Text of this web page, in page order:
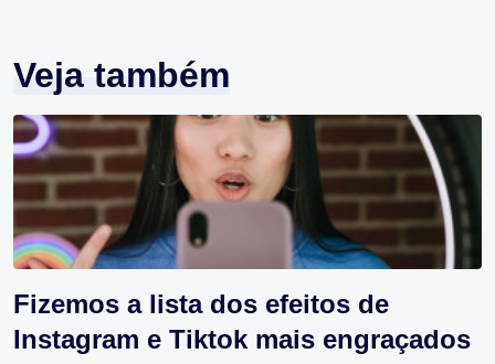
Veja também
Fizemos a lista dos efeitos de
Instagram e Tiktok mais engraçados